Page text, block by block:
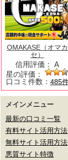
OMAKASE（オマカ
セ）
信用評価： A
星の評価：
口コミ件数： 485
メインメニュー
最新の口コミ一覧
有料サイト活用方法
無料サイト活用方法
悪質サイト特徴